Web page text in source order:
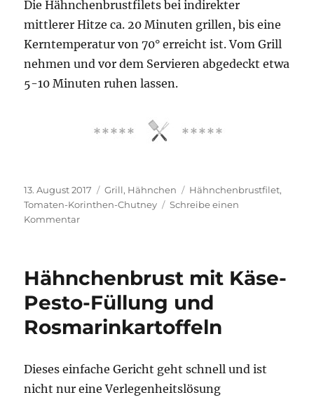
Die Hähnchenbrustfilets bei indirekter
mittlerer Hitze ca. 20 Minuten grillen, bis eine
Kerntemperatur von 70° erreicht ist. Vom Grill
nehmen und vor dem Servieren abgedeckt etwa
5-10 Minuten ruhen lassen.
Veröffentlicht
am
13. August 2017 Kategorien
Grill, Hähnchen Schlagwörter
Hähnchenbrustfilet,
Tomaten-Korinthen-Chutney
Schreibe einen
Kommentarzu
mit
Korinthen-
Chutney
Hähnchenbrust mit Käse-
Pesto-Füllung und
Rosmarinkartoffeln
Dieses einfache Gericht geht schnell und ist
nicht nur eine Verlegenheitslösung